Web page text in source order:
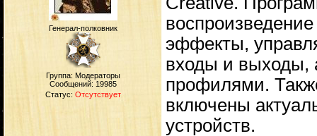
Генерал-полковник
Группа: Модераторы
Сообщений: 19985
Статус: Отсутствует
эффекты,
входы и выходы,
профилями.
включены
устройств.